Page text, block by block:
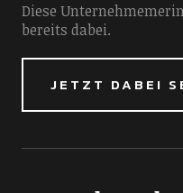
Diese
bereits dabei.
JETZT DABEI